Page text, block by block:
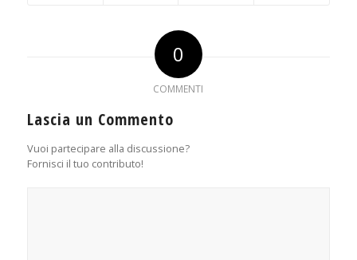
0
COMMENTI
Lascia un Commento
Vuoi partecipare alla discussione?
Fornisci il tuo contributo!